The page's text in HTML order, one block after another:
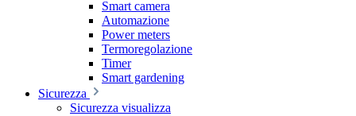
Smart camera
Automazione
Power meters
Termoregolazione
Timer
Smart gardening
Sicurezza
Sicurezza visualizza